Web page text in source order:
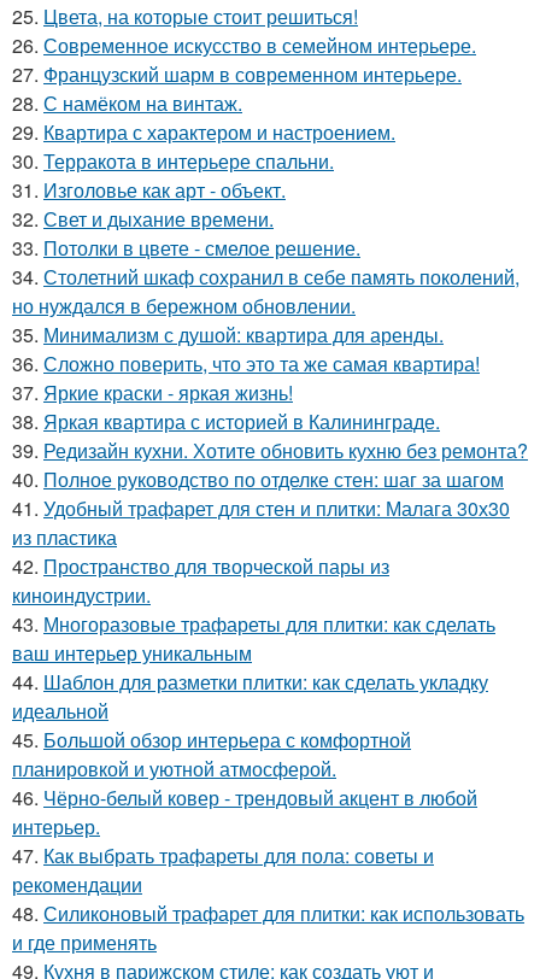
25. Цвета, на которые стоит решиться!
26. Современное искусство в семейном интерьере.
27. Французский шарм в современном интерьере.
28. С намёком на винтаж.
29. Квартира с характером и настроением.
30. Терракота в интерьере спальни.
31. Изголовье как арт - объект.
32. Свет и дыхание времени.
33. Потолки в цвете - смелое решение.
34. Столетний шкаф сохранил в себе память поколений,
но нуждался в бережном обновлении.
35. Минимализм с душой: квартира для аренды.
36. Сложно поверить, что это та же самая квартира!
37. Яркие краски - яркая жизнь!
38. Яркая квартира с историей в Калининграде.
39. Редизайн кухни. Хотите обновить кухню без ремонта?
40. Полное руководство по отделке стен: шаг за шагом
41. Удобный трафарет для стен и плитки: Малага 30х30
из пластика
42. Пространство для творческой пары из
киноиндустрии.
43. Многоразовые трафареты для плитки: как сделать
ваш интерьер уникальным
44. Шаблон для разметки плитки: как сделать укладку
идеальной
45. Большой обзор интерьера с комфортной
планировкой и уютной атмосферой.
46. Чёрно-белый ковер - трендовый акцент в любой
интерьер.
47. Как выбрать трафареты для пола: советы и
рекомендации
48. Силиконовый трафарет для плитки: как использовать
и где применять
49. Кухня в парижском стиле: как создать уют и